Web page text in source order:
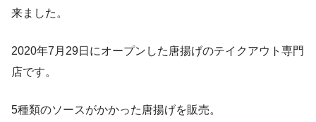
来ました。
2020年7月29日にオープンした唐揚げのテイクアウト専門
店です。
5種類のソースがかかった唐揚げを販売。